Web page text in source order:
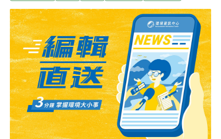
夭折，最近又有數隻白蝌蚪長成幼蛙，大家不敢輕忽，小
心照顧，並拍照紀錄牠們的生長過程，希望讓更多人目睹
這罕見的生物。白色幼蛙的外表皮膚呈現半透明狀，隱約
可見內臟、眼球，瞳孔也是透明的，不似一般蛙類的瞳孔
是深色，活動力比較弱。許富雄表示，蝌蚪全身發白有2
種可能，一是不健康的蝌蚪、二是白化症；白化症的機率
大約僅數百萬分之一，和人類的白化症一樣，是基因突變
造成體內黑色素缺乏，導致全身白色，眼睛瞳孔也較淡
色，而且畏光。